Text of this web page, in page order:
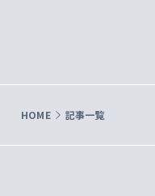
HOME 記事一覧